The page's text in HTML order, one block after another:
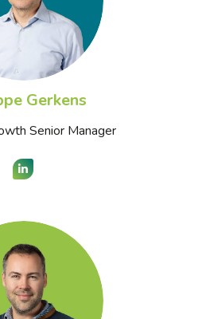
Gerkens
Senior Manager
LinkedIn